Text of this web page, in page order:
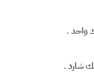
واحد .
شارد .